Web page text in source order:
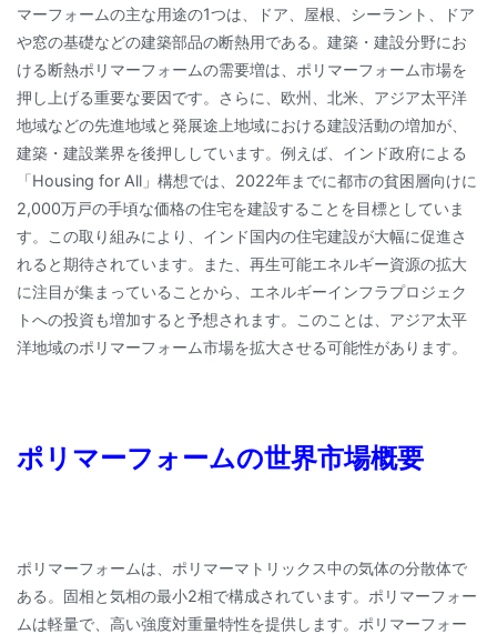
マーフォームの主な用途の1つは、ドア、屋根、シーラント、ドア
や窓の基礎などの建築部品の断熱用である。建築・建設分野にお
ける断熱ポリマーフォームの需要増は、ポリマーフォーム市場を
押し上げる重要な要因です。さらに、欧州、北米、アジア太平洋
地域などの先進地域と発展途上地域における建設活動の増加が、
建築・建設業界を後押ししています。例えば、インド政府による
「Housing for All」構想では、2022年までに都市の貧困層向けに
2,000万戸の手頃な価格の住宅を建設することを目標としていま
す。この取り組みにより、インド国内の住宅建設が大幅に促進さ
れると期待されています。また、再生可能エネルギー資源の拡大
に注目が集まっていることから、エネルギーインフラプロジェク
トへの投資も増加すると予想されます。このことは、アジア太平
洋地域のポリマーフォーム市場を拡大させる可能性があります。
ポリマーフォームの世界市場概要
ポリマーフォームは、ポリマーマトリックス中の気体の分散体で
ある。固相と気相の最小2相で構成されています。ポリマーフォー
ムは軽量で、高い強度対重量特性を提供します。ポリマーフォー